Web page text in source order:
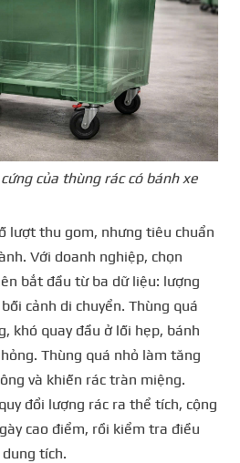
của thùng rác có bánh xe
lượt thu gom, nhưng tiêu chuẩn
Với doanh nghiệp, chọn
bắt đầu từ ba dữ liệu: lượng
cảnh di chuyển. Thùng quá
khó quay đầu ở lối hẹp, bánh
Thùng quá nhỏ làm tăng
và khiến rác tràn miệng.
đổi lượng rác ra thể tích, cộng
cao điểm, rồi kiểm tra điều
tích.